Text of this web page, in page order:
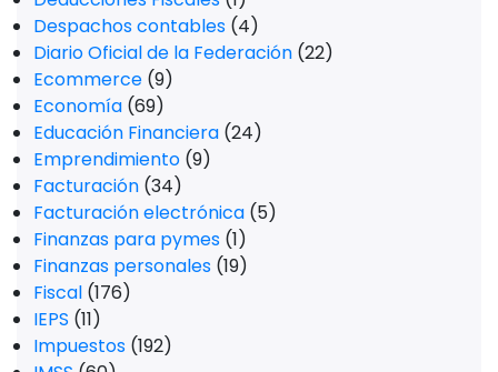
Despachos contables (4)
Diario Oficial de la Federación (22)
Ecommerce (9)
Economía (69)
Educación Financiera (24)
Emprendimiento (9)
Facturación (34)
Facturación electrónica (5)
Finanzas para pymes (1)
Finanzas personales (19)
Fiscal (176)
IEPS (11)
Impuestos (192)